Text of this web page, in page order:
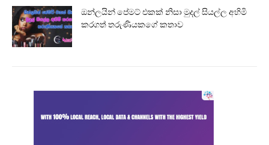
ඔන්ලයින් පේමට් එකක් නිසා මුදල් සියල්ල අහිමි
කරගත් තරුණියකගේ කතාව